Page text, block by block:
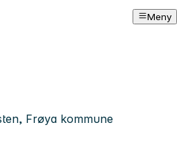
Meny
Frøya kommune